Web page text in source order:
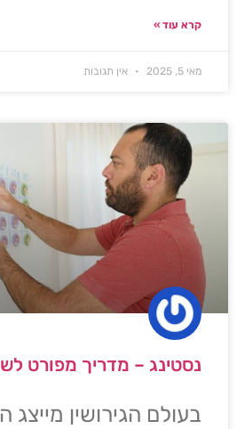
קרא עוד »
מאי 5, 2025 אין תגובות
נסטינג – מדריך מפורט
בעולם הגירושין מייצג